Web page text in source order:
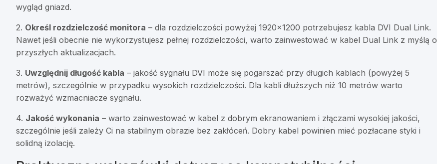
wygląd gniazd.
2. Określ rozdzielczość monitora – dla rozdzielczości powyżej 1920×1200 potrzebujesz kabla DVI Dual Link.
Nawet jeśli obecnie nie wykorzystujesz pełnej rozdzielczości, warto zainwestować w kabel Dual Link z myślą o
przyszłych aktualizacjach.
3. Uwzględnij długość kabla – jakość sygnału DVI może się pogarszać przy długich kablach (powyżej 5
metrów), szczególnie w przypadku wysokich rozdzielczości. Dla kabli dłuższych niż 10 metrów warto
rozważyć wzmacniacze sygnału.
4. Jakość wykonania – warto zainwestować w kabel z dobrym ekranowaniem i złączami wysokiej jakości,
szczególnie jeśli zależy Ci na stabilnym obrazie bez zakłóceń. Dobry kabel powinien mieć pozłacane styki i
solidną izolację.